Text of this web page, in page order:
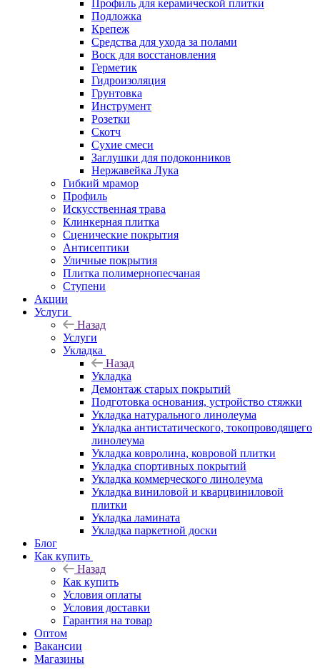
Профиль для керамической плитки
Подложка
Крепеж
Средства для ухода за полами
Воск для восстановления
Герметик
Гидроизоляция
Грунтовка
Инструмент
Розетки
Скотч
Сухие смеси
Заглушки для подоконников
Нержавейка Лука
Гибкий мрамор
Профиль
Искусственная трава
Клинкерная плитка
Сценические покрытия
Антисептики
Уличные покрытия
Плитка полимернопесчаная
Ступени
Акции
Услуги
Назад
Услуги
Укладка
Назад
Укладка
Демонтаж старых покрытий
Подготовка основания, устройство стяжки
Укладка натурального линолеума
Укладка антистатического, токопроводящего
линолеума
Укладка ковролина, ковровой плитки
Укладка спортивных покрытий
Укладка коммерческого линолеума
Укладка виниловой и кварцвиниловой
плитки
Укладка ламината
Укладка паркетной доски
Блог
Как купить
Назад
Как купить
Условия оплаты
Условия доставки
Гарантия на товар
Оптом
Вакансии
Магазины